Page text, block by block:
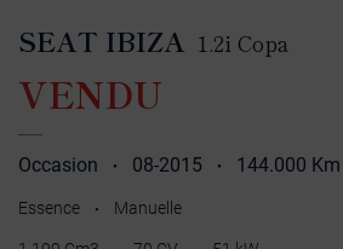
SEAT IBIZA 1.2i Copa
VENDU
Occasion • 08-2015 • 144.000 Km
Essence • Manuelle